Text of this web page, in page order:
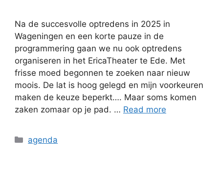
Na de succesvolle optredens in 2025 in
Wageningen en een korte pauze in de
programmering gaan we nu ook optredens
organiseren in het EricaTheater te Ede. Met
frisse moed begonnen te zoeken naar nieuw
moois. De lat is hoog gelegd en mijn voorkeuren
maken de keuze beperkt…. Maar soms komen
zaken zomaar op je pad. … Read more
agenda